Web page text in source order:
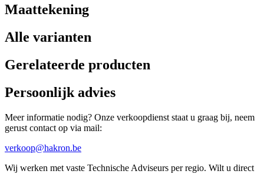
Maattekening
Alle varianten
Gerelateerde producten
Persoonlijk advies
Meer informatie nodig? Onze verkoopdienst staat u graag bij, neem
gerust contact op via mail:
verkoop@hakron.be
Wij werken met vaste Technische Adviseurs per regio. Wilt u direct